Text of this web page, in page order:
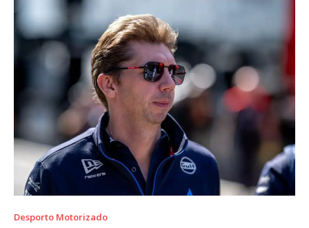
Desporto Motorizado